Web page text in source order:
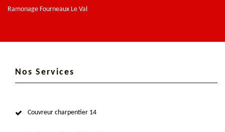
Ramonage Fourneaux Le Val
Nos Services
Couvreur charpentier 14